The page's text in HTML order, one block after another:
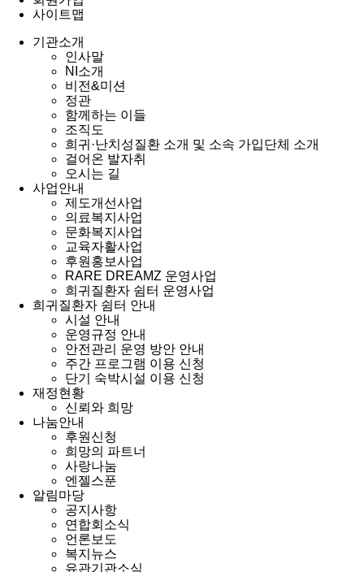
사이트맵
기관소개
인사말
NI소개
비전&미션
정관
함께하는 이들
조직도
희귀·난치성질환 소개 및 소속 가입단체 소개
걸어온 발자취
오시는 길
사업안내
제도개선사업
의료복지사업
문화복지사업
교육자활사업
후원홍보사업
RARE DREAMZ 운영사업
희귀질환자 쉼터 운영사업
희귀질환자 쉼터 안내
시설 안내
운영규정 안내
안전관리 운영 방안 안내
주간 프로그램 이용 신청
단기 숙박시설 이용 신청
재정현황
신뢰와 희망
나눔안내
후원신청
희망의 파트너
사랑나눔
엔젤스푼
알림마당
공지사항
연합회소식
언론보도
복지뉴스
유관기관소식